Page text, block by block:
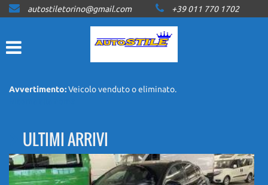
HOME
LISTA VEICOLI
ACQUISTIAMO USATO
CONTATTI
autostiletorino@gmail.com +39 011 770 1702
Avvertimento:Veicolo venduto o eliminato.
ULTIMI ARRIVI